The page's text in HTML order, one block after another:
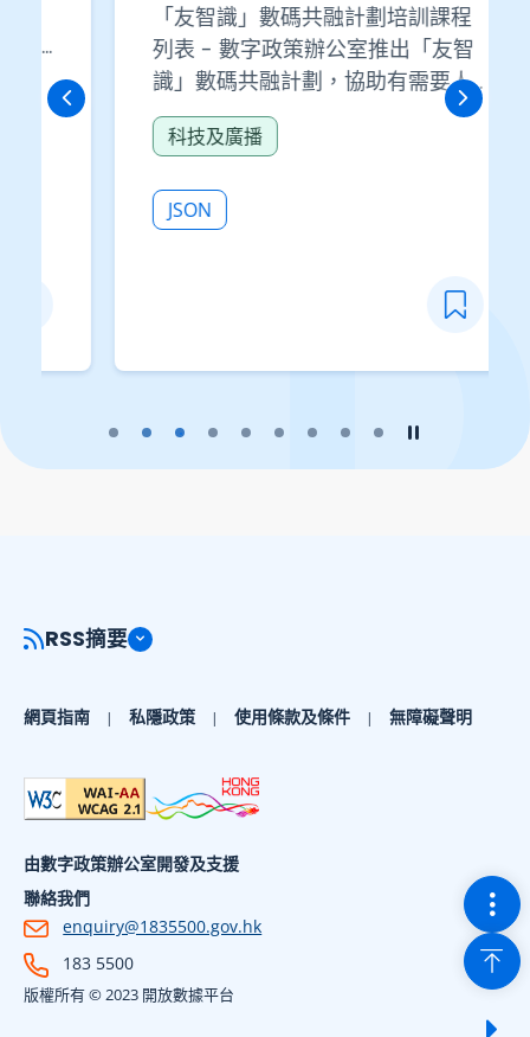
「友智識」數碼共融計劃培訓課程
列表 - 數字政策辦公室推出「友智
識」數碼共融計劃，協助有需要人
士（尤其是長者）認識及使用數碼
科技產品及服務。
科技及廣播
切
回到
RSS摘要
網頁指南 私隱政策 使用條款及條件 無障礙聲明
由數字政策辦公室開發及支援
聯絡我們
enquiry@1835500.gov.hk
183 5500
版權所有 © 2023 開放數據平台